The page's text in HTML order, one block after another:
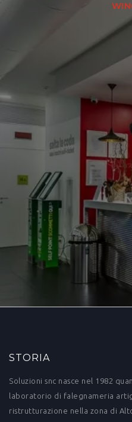
STORIA
Soluzioni snc nasce nel 1982
laboratorio di falegnameria
ristrutturazione nella zona di